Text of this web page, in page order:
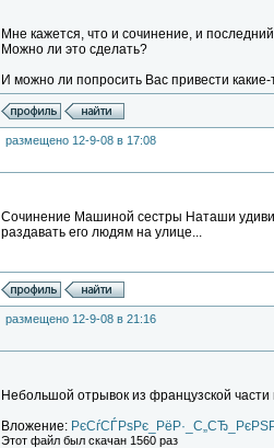
Мне кажется, что и сочинение, и
Можно ли это сделать?
И можно ли попросить Вас привести
размещено 12-9-08 в 17:08
Cочинение Машиной сестры Наташи
раздавать его людям на улице...
размещено 12-9-08 в 21:16
Небольшой отрывок из французской
Вложение:
Этот файл был скачан 1560 раз